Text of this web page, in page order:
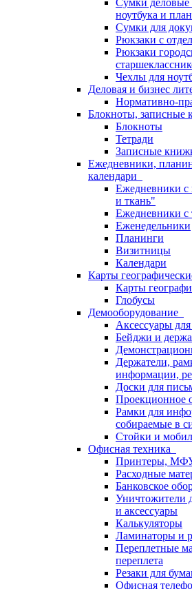
Сумки деловые
ноутбука и
Сумки для
Рюкзаки с
Рюкзаки
Чехлы для
Деловая и бизнес
Нормативно-
Блокноты, записные
Блокноты
Тетради
Записные
Ежедневники,
календари
Ежедневники
и ткань"
Ежедневники с
Еженедельники
Планинги
Визитницы
Календари
Карты
Карты
Глобусы
Демооборудование
Аксессуары
Бейджи и
Держатели,
информации,
Доски для
Проекционное
Рамки для
собираемые в
Стойки и
Офисная техника
Принтеры,
Расходные
Банковское
Уничтожители
и аксессуары
Калькуляторы
Ламинаторы и
Переплетные
переплета
Резаки для
Офисная